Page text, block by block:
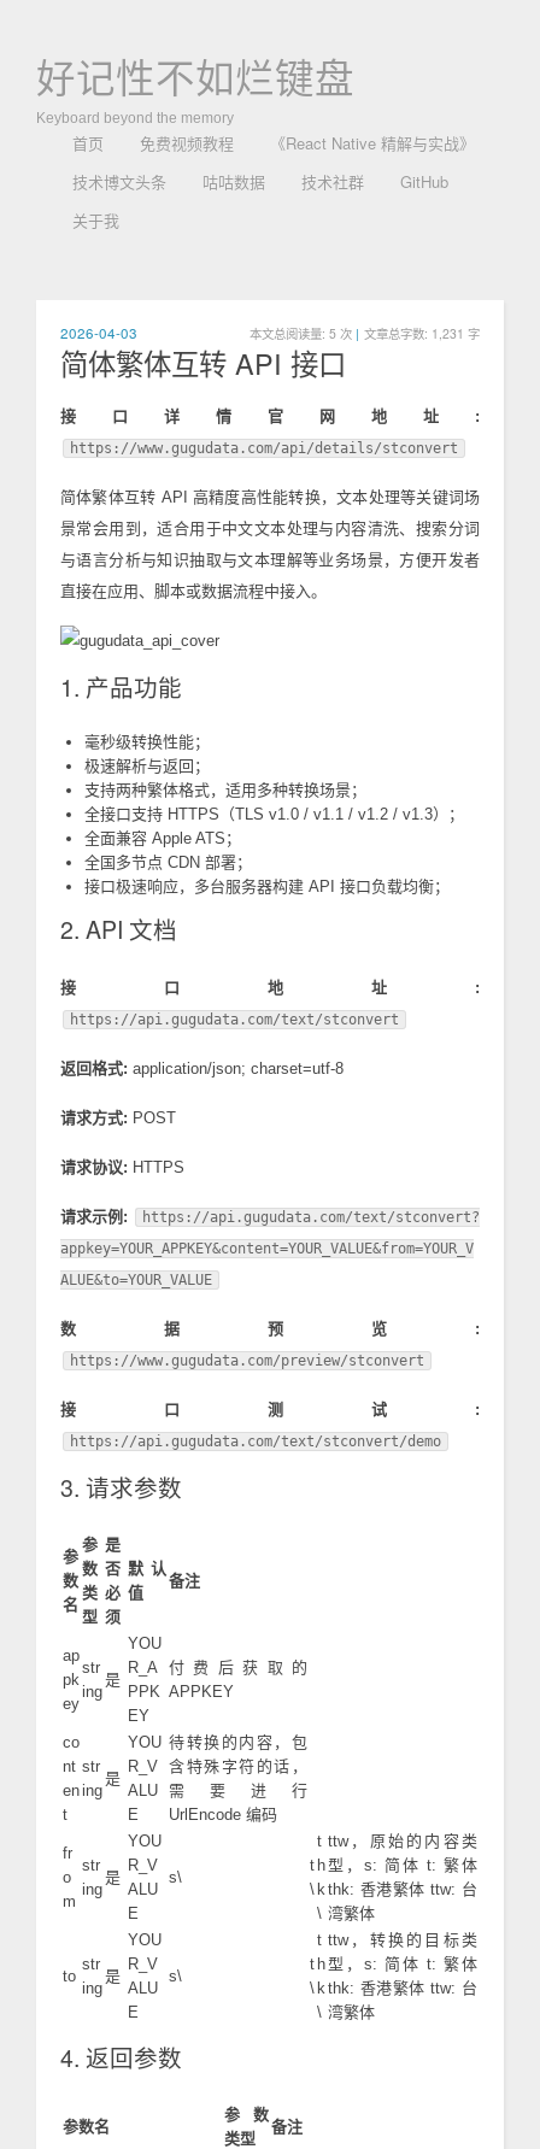
好记性不如烂键盘
Keyboard beyond the memory
首页 免费视频教程
《React Native 精解与实战》
技术博文头条
咕咕数据 技术社群
GitHub
关于我
2026-04-03 本文总阅读量: 5 次 | 文章总字数: 1,231 字
简体繁体互转 API 接口
接口详情官网地址:
https://www.gugudata.com/api/details/stconvert
简体繁体互转 API 高精度高性能转换，文本处理等关键词场
景常会用到，适合用于中文文本处理与内容清洗、搜索分词
与语言分析与知识抽取与文本理解等业务场景，方便开发者
直接在应用、脚本或数据流程中接入。
1. 产品功能
毫秒级转换性能；
极速解析与返回；
支持两种繁体格式，适用多种转换场景；
全接口支持 HTTPS（TLS v1.0 / v1.1 / v1.2 / v1.3）；
全面兼容 Apple ATS；
全国多节点 CDN 部署；
接口极速响应，多台服务器构建 API 接口负载均衡；
2. API 文档
接口地址:
https://api.gugudata.com/text/stconvert
返回格式: application/json; charset=utf-8
请求方式: POST
请求协议: HTTPS
请求示例:
https://api.gugudata.com/text/stconvert?
appkey=YOUR_APPKEY&content=YOUR_VALUE&from=YOUR_V
ALUE&to=YOUR_VALUE
数据预览:
https://www.gugudata.com/preview/stconvert
接口测试:
https://api.gugudata.com/text/stconvert/demo
3. 请求参数
参
数
名
参
数
类
型
是
否
必
须
默认
值
备注
ap
pk
ey
str
ing
是
YOU
R_A
PPK
EY
付费后获取的
APPKEY
co
nt
en
t
str
ing
是
YOU
R_V
ALU
E
待转换的内容，包
含特殊字符的话，
需要进行
UrlEncode 编码
fr
o
m
str
ing
是
YOU
R_V
ALU
E
s\
t
\
t
h
k
\
ttw，原始的内容类
型，s: 简体 t: 繁体
thk: 香港繁体 ttw: 台
湾繁体
to
str
ing
是
YOU
R_V
ALU
E
s\
t
\
t
h
k
\
ttw，转换的目标类
型，s: 简体 t: 繁体
thk: 香港繁体 ttw: 台
湾繁体
4. 返回参数
参数名
参数
类型
备注